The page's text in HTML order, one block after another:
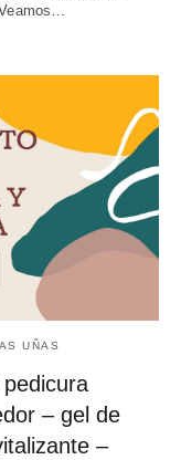
UÑAS
– gel de
–